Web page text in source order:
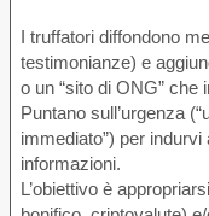
I truffatori diffondono
testimonianze) e
o un “sito di ONG” che
Puntano sull’urgenza
immediato”) per
informazioni.
L’obiettivo è